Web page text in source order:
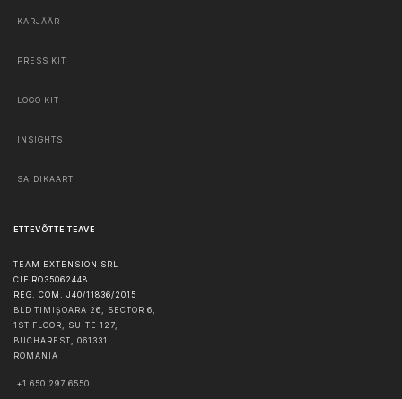
KARJÄÄR
PRESS KIT
LOGO KIT
INSIGHTS
SAIDIKAART
ETTEVÕTTE TEAVE
TEAM EXTENSION SRL
CIF RO35062448
REG. COM. J40/11836/2015
BLD TIMIȘOARA 26, SECTOR 6,
1ST FLOOR, SUITE 127,
BUCHAREST, 061331
ROMANIA
+1 650 297 6550